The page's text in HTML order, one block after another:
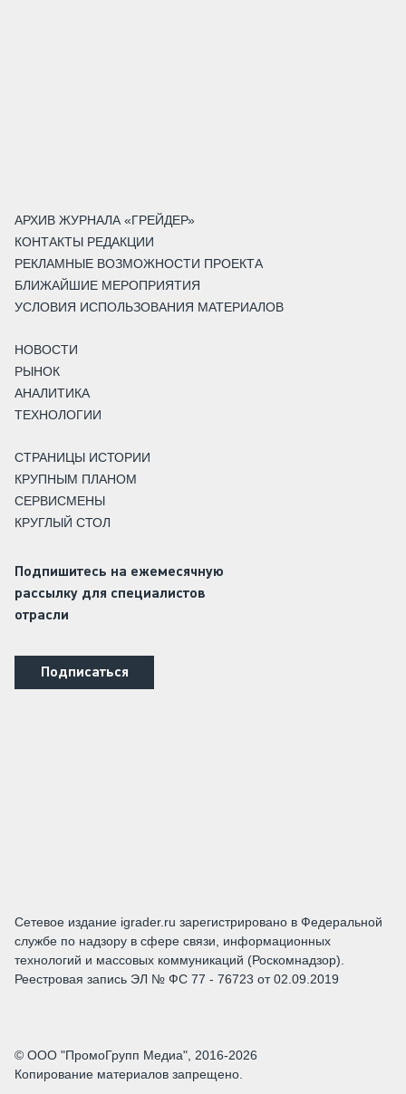
АРХИВ ЖУРНАЛА «ГРЕЙДЕР»
КОНТАКТЫ РЕДАКЦИИ
РЕКЛАМНЫЕ ВОЗМОЖНОСТИ ПРОЕКТА
БЛИЖАЙШИЕ МЕРОПРИЯТИЯ
УСЛОВИЯ ИСПОЛЬЗОВАНИЯ МАТЕРИАЛОВ
НОВОСТИ
РЫНОК
АНАЛИТИКА
ТЕХНОЛОГИИ
СТРАНИЦЫ ИСТОРИИ
КРУПНЫМ ПЛАНОМ
СЕРВИСМЕНЫ
КРУГЛЫЙ СТОЛ
Подпишитесь на ежемесячную
рассылку для специалистов
отрасли
Подписаться
Сетевое издание igrader.ru зарегистрировано в Федеральной
службе по надзору в сфере связи, информационных
технологий и массовых коммуникаций (Роскомнадзор).
Реестровая запись ЭЛ № ФС 77 - 76723 от 02.09.2019
© ООО "ПромоГрупп Медиа", 2016-2026
Копирование материалов запрещено.